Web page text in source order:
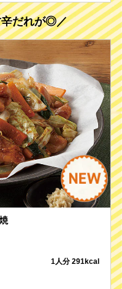
辛だれが◎／
1人分 291kcal